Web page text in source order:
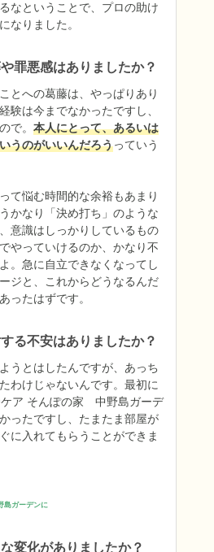
なということで、プロの助け
なりました。
罪悪感はありましたか？
とへの葛藤は、やっぱりあり
験は今までなかったですし、
で。 本人にとって、あるいは
うのがいいんだろうっていう
て悩む時間的な余裕もあまり
かなり「決め打ち」のような
意識はしっかりしているもの
やっていけるのか、かなり不
。急に自立できなくなってし
ジと、これからどうなるんだ
ったはずです。
る不安はありましたか？
うとはしたんですが、あっち
わけじゃないんです。最初に
ア そんぽの家　中野島ガーデ
ったですし、たまたま部屋が
に入れてもらうことができま
島ガーデンに
変化がありましたか？